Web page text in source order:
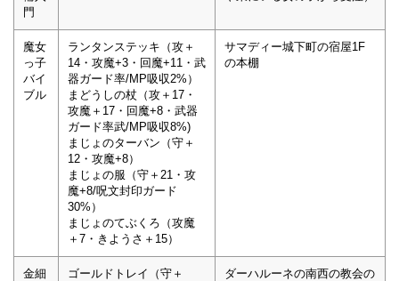
門
魔女
っ子
バイ
ブル
ランタンステッキ（攻＋
14・攻魔+3・回魔+11・武
器ガード率/MP吸収2%）
まどうしの杖（攻＋17・
攻魔＋17・回魔+8・武器
ガード率武/MP吸収8%)
まじょのターバン（守＋
12・攻魔+8）
まじょの服（守＋21・攻
魔+8/呪文封印ガード
30%）
まじょのてぶくろ（攻魔
＋7・きようさ＋15）
サマディー城下町の宿屋1F
の本棚
金細
ゴールドトレイ（守＋
ダーハルーネの南西の教会の